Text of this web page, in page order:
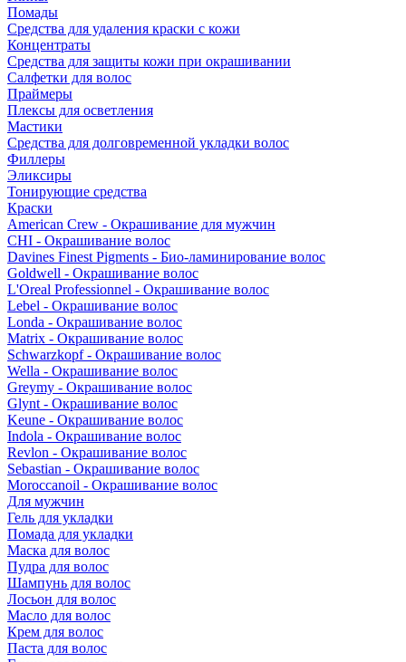
Помады
Средства для удаления краски с кожи
Концентраты
Средства для защиты кожи при окрашивании
Салфетки для волос
Праймеры
Плексы для осветления
Мастики
Средства для долговременной укладки волос
Филлеры
Эликсиры
Тонирующие средства
Краски
American Crew - Окрашивание для мужчин
CHI - Окрашивание волос
Davines Finest Pigments - Био-ламинирование волос
Goldwell - Окрашивание волос
L'Oreal Professionnel - Окрашивание волос
Lebel - Окрашивание волос
Londa - Окрашивание волос
Matrix - Окрашивание волос
Schwarzkopf - Окрашивание волос
Wella - Окрашивание волос
Greymy - Окрашивание волос
Glynt - Окрашивание волос
Keune - Окрашивание волос
Indola - Окрашивание волос
Revlon - Окрашивание волос
Sebastian - Окрашивание волос
Moroccanoil - Окрашивание волос
Для мужчин
Гель для укладки
Помада для укладки
Маска для волос
Пудра для волос
Шампунь для волос
Лосьон для волос
Масло для волос
Крем для волос
Паста для волос